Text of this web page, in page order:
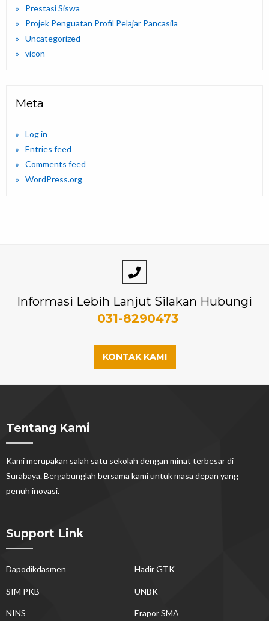
Prestasi Siswa
Projek Penguatan Profil Pelajar Pancasila
Uncategorized
vicon
Meta
Log in
Entries feed
Comments feed
WordPress.org
Informasi Lebih Lanjut Silakan Hubungi
031-8290473
KONTAK KAMI
Tentang Kami
Kami merupakan salah satu sekolah dengan minat terbesar di
Surabaya. Bergabunglah bersama kami untuk masa depan yang
penuh inovasi.
Support Link
Dapodikdasmen Hadir GTK
SIM PKB UNBK
NINS Erapor SMA